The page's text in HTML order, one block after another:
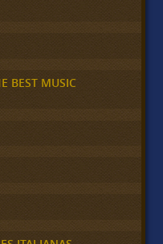
BEST MUSIC